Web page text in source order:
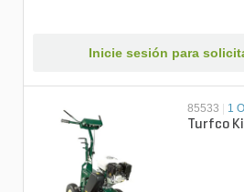
Inicie sesión para
85533 1
Turfco